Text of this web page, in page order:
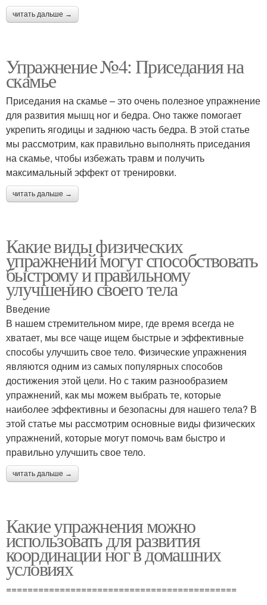
читать дальше →
Упражнение №4: Приседания на
скамье
Приседания на скамье – это очень полезное упражнение
для развития мышц ног и бедра. Оно также помогает
укрепить ягодицы и заднюю часть бедра. В этой статье
мы рассмотрим, как правильно выполнять приседания
на скамье, чтобы избежать травм и получить
максимальный эффект от тренировки.
читать дальше →
Какие виды физических
упражнений могут способствовать
быстрому и правильному
улучшению своего тела
Введение
В нашем стремительном мире, где время всегда не
хватает, мы все чаще ищем быстрые и эффективные
способы улучшить свое тело. Физические упражнения
являются одним из самых популярных способов
достижения этой цели. Но с таким разнообразием
упражнений, как мы можем выбрать те, которые
наиболее эффективны и безопасны для нашего тела? В
этой статье мы рассмотрим основные виды физических
упражнений, которые могут помочь вам быстро и
правильно улучшить свое тело.
читать дальше →
Какие упражнения можно
использовать для развития
координации ног в домашних
условиях
===========================================